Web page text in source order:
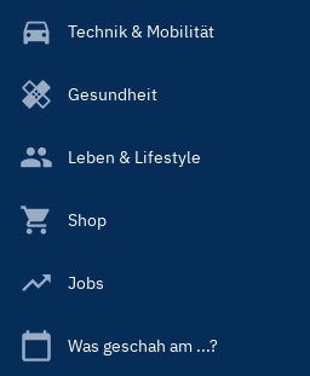
Technik & Mobilität
Gesundheit
Leben & Lifestyle
Shop
Jobs
Was geschah am ...?